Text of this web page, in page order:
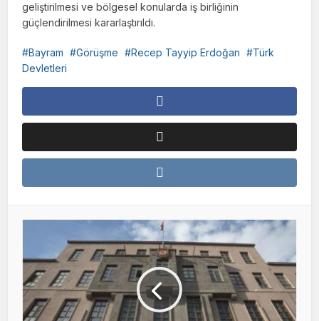
geliştirilmesi ve bölgesel konularda iş birliğinin
güçlendirilmesi kararlaştırıldı.
Bayram Görüşme Recep Tayyip Erdoğan
Türk
Devletleri